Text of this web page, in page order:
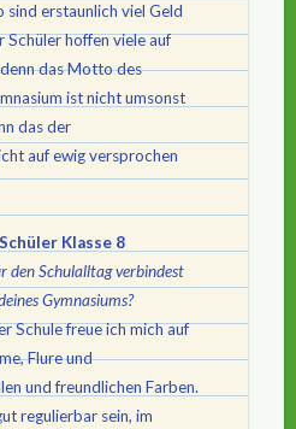
sind erstaunlich viel Geld
Schüler hoffen viele auf
das Motto des
ist nicht umsonst
das der
auf ewig versprochen
Klasse 8
den Schulalltag verbindest
Gymnasiums?
Schule freue ich mich auf
Flure und
und freundlichen Farben.
regulierbar sein, im